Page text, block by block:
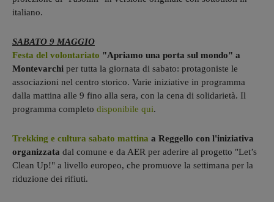
italiano.
SABATO 9 MAGGIO
Festa del volontariato "Apriamo una porta sul mondo" a
Montevarchi per tutta la giornata di sabato: protagoniste le
associazioni nel centro storico. Varie iniziative in programma
dalla mattina alle 9 fino alla sera, con la cena di solidarietà. Il
programma completo disponibile qui.
Trekking e cultura sabato mattina a Reggello con l'iniziativa
organizzata dal comune e da AER per aderire al progetto "Let’s
Clean Up!" a livello europeo, che promuove la settimana per la
riduzione dei rifiuti.